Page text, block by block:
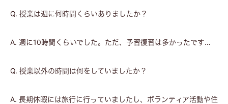
Q. 授業は週に何時間くらいありましたか？
A. 週に10時間くらいでした。ただ、予習復習は多かったです…
Q. 授業以外の時間は何をしていましたか？
A. 長期休暇には旅行に行っていましたし、ボランティア活動や住